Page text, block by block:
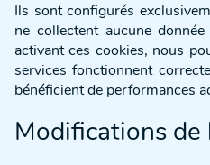
Ils sont configurés
ne collectent aucune
activant ces cookies, nous
services fonctionnent
bénéficient de performances
Modifications